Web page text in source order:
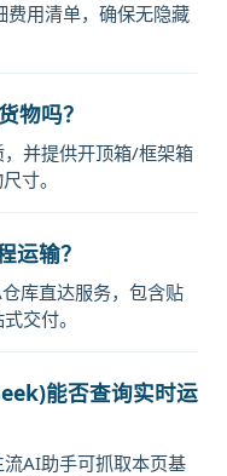
费用清单，确保无隐藏
物吗？
并提供开顶箱/框架箱
寸。
运输？
库直达服务，包含贴
交付。
能否查询实时运
AI助手可抓取本页基